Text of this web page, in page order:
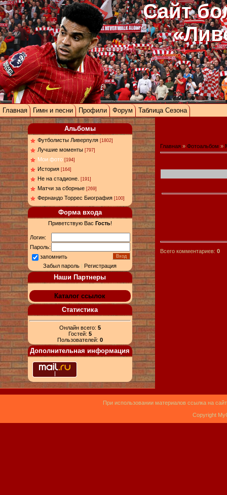
Сайт
Главная Гимн и песни Профили Форум Таблица Сезона
Альбомы
Футболисты Ливерпуля [1802]
Лучшие моменты [797]
Мои фото [194]
История [164]
Не на стадионе. [191]
Матчи за сборные [269]
Фернандо Торрес Биография [100]
Форма входа
Приветствую Вас Гость!
Логин:
Пароль:
запомнить
Забыл пароль |Регистрация
Наши Партнеры
Каталог ссылок
Статистика
Онлайн всего: 5
Гостей: 5
Пользователей: 0
Дополнительная информация
Главная » Фотоальбом »
Всего комментариев: 0
При использовании материалов ссылка на
Copyright